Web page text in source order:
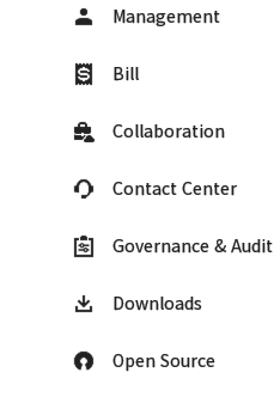
Management
Bill
Collaboration
Contact Center
Governance & Audit
Downloads
Open Source